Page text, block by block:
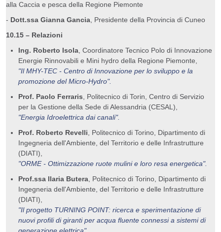
alla Caccia e pesca della Regione Piemonte
- Dott.ssa Gianna Gancia , Presidente della Provincia di Cuneo
10.15 – Relazioni
Ing. Roberto Isola , Coordinatore Tecnico Polo di Innovazione
Energie Rinnovabili e Mini hydro della Regione Piemonte,
"Il MHY-TEC - Centro di Innovazione per lo sviluppo e la
promozione del Micro-Hydro".
Prof. Paolo Ferraris , Politecnico di Torin, Centro di Servizio
per la Gestione della Sede di Alessandria (CESAL),
"Energia Idroelettrica dai canali".
Prof. Roberto Revelli , Politecnico di Torino, Dipartimento di
Ingegneria dell'Ambiente, del Territorio e delle Infrastrutture
(DIATI),
"ORME - Ottimizzazione ruote mulini e loro resa energetica".
Prof.ssa Ilaria Butera , Politecnico di Torino, Dipartimento di
Ingegneria dell'Ambiente, del Territorio e delle Infrastrutture
(DIATI),
"Il progetto TURNING POINT: ricerca e sperimentazione di
nuovi profili di giranti per acqua fluente connessi a sistemi di